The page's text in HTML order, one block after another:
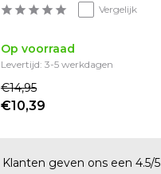
Vergelijk
Op voorraad
Levertijd: 3-5 werkdagen
€14,95
€10,39
Klanten geven ons een 4.5/5